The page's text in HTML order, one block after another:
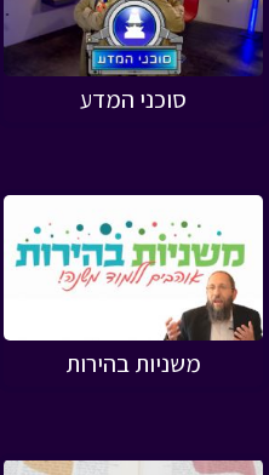
סוכני המדע
משניות בהירות